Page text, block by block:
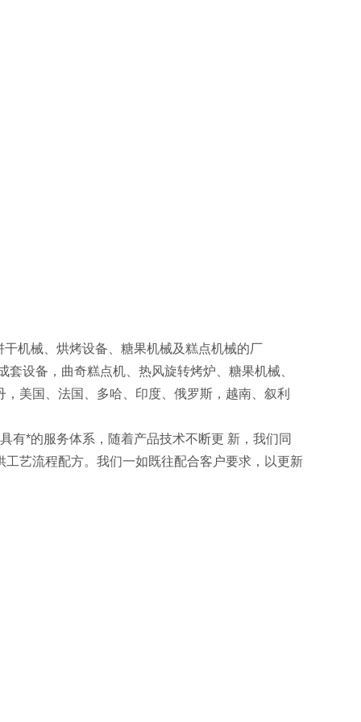
机械、烘烤设备、糖果机械及糕点机械的厂
设备，曲奇糕点机、热风旋转烤炉、糖果机械、
美国、法国、多哈、印度、俄罗斯，越南、叙利
*的服务体系，随着产品技术不断更 新，我们同
艺流程配方。我们一如既往配合客户要求，以更新